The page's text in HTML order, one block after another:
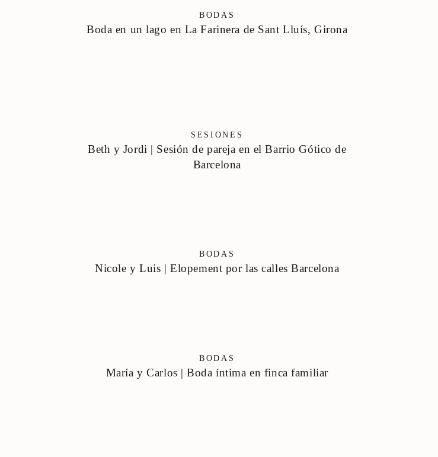
BODAS
Boda en un lago en La Farinera de Sant Lluís, Girona
SESIONES
Beth y Jordi | Sesión de pareja en el Barrio Gótico de
Barcelona
BODAS
Nicole y Luis | Elopement por las calles Barcelona
BODAS
María y Carlos | Boda íntima en finca familiar